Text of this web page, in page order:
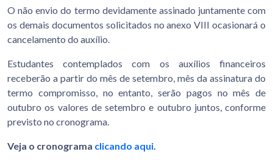
O não envio do termo devidamente assinado juntamente com
os demais documentos solicitados no anexo VIII ocasionará o
cancelamento do auxílio.
Estudantes contemplados com os auxílios financeiros
receberão a partir do mês de setembro, mês da assinatura do
termo compromisso, no entanto, serão pagos no mês de
outubro os valores de setembro e outubro juntos, conforme
previsto no cronograma.
Veja o cronograma clicando aqui